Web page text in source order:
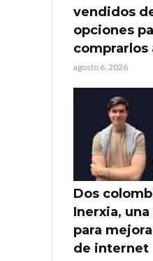
vendidos
opciones
comprarlos
agosto 6, 2026
Dos
Inerxia,
para
de internet